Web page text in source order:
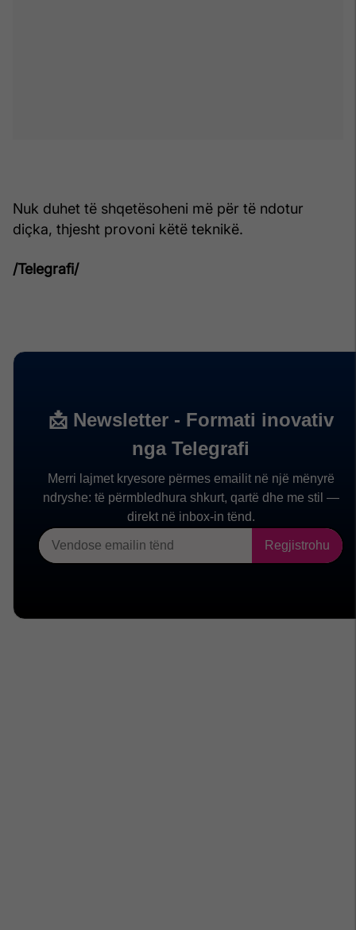
Nuk duhet të shqetësoheni më për të ndotur
diçka, thjesht provoni këtë teknikë.
/Telegrafi/